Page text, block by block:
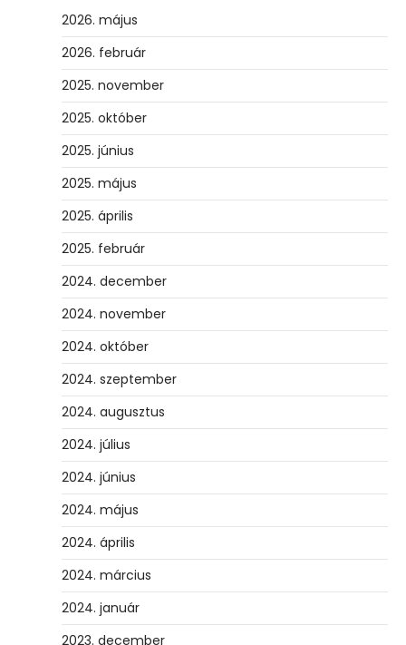
2026. május
2026. február
2025. november
2025. október
2025. június
2025. május
2025. április
2025. február
2024. december
2024. november
2024. október
2024. szeptember
2024. augusztus
2024. július
2024. június
2024. május
2024. április
2024. március
2024. január
2023. december